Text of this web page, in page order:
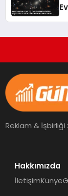
Reklam &
Hakkımızda
İletişimKünye